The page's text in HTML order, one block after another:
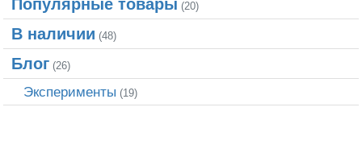
Популярные товары (20)
В наличии (48)
Блог (26)
Эксперименты (19)